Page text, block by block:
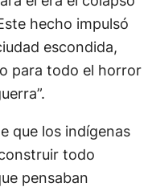
hecho impulsó
escondida,
para todo el horror
que los indígenas
todo
pensaban